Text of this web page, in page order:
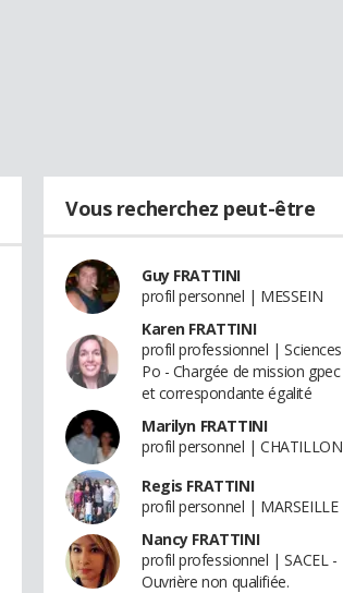
Vous recherchez peut-être
Guy FRATTINI
profil personnel | MESSEIN
Karen FRATTINI
profil professionnel | Sciences
Po - Chargée de mission gpec
et correspondante égalité
Marilyn FRATTINI
profil personnel | CHATILLON
Regis FRATTINI
profil personnel | MARSEILLE
Nancy FRATTINI
profil professionnel | SACEL -
Ouvrière non qualifiée.